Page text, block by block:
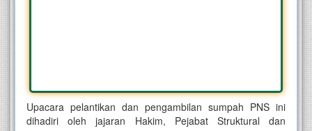
Upacara pelantikan dan pengambilan sumpah PNS ini
dihadiri oleh jajaran Hakim, Pejabat Struktural dan